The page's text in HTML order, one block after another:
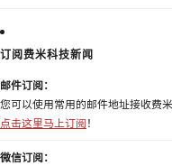
订阅费米科技新闻
邮件订阅：
您可以使用常用的邮件地址接收费
点击这里马上订阅 ！
微信订阅：